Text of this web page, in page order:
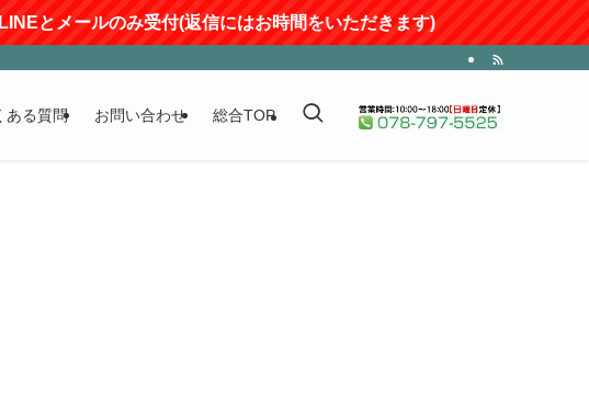
ルのみ受付(返信にはお時間をいただきます)
ある質問 お問い合わせ 総合TOP